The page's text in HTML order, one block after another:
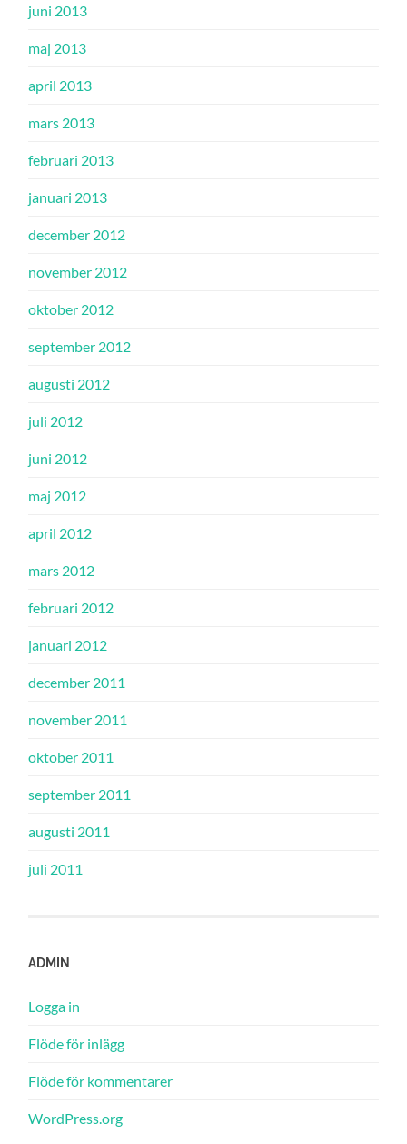
juni 2013
maj 2013
april 2013
mars 2013
februari 2013
januari 2013
december 2012
november 2012
oktober 2012
september 2012
augusti 2012
juli 2012
juni 2012
maj 2012
april 2012
mars 2012
februari 2012
januari 2012
december 2011
november 2011
oktober 2011
september 2011
augusti 2011
juli 2011
ADMIN
Logga in
Flöde för inlägg
Flöde för kommentarer
WordPress.org